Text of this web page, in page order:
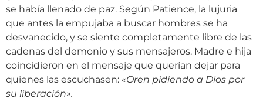
se había llenado de paz. Según Patience, la lujuria
que antes la empujaba a buscar hombres se ha
desvanecido, y se siente completamente libre de las
cadenas del demonio y sus mensajeros. Madre e hija
coincidieron en el mensaje que querían dejar para
quienes las escuchasen: «Oren pidiendo a Dios por
su liberación».